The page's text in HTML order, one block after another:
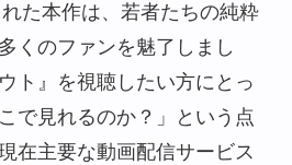
た本作は、若者たちの純粋
くのファンを魅了しまし
ト』を視聴したい方にとっ
で見れるのか？」という点
在主要な動画配信サービス